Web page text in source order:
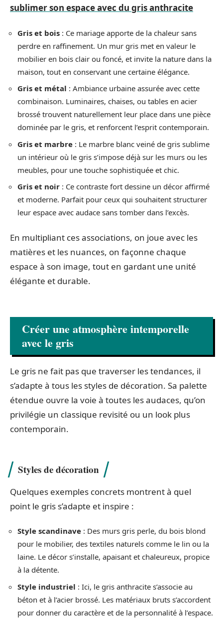
sublimer son espace avec du gris anthracite
Gris et bois : Ce mariage apporte de la chaleur sans
perdre en raffinement. Un mur gris met en valeur le
mobilier en bois clair ou foncé, et invite la nature dans la
maison, tout en conservant une certaine élégance.
Gris et métal : Ambiance urbaine assurée avec cette
combinaison. Luminaires, chaises, ou tables en acier
brossé trouvent naturellement leur place dans une pièce
dominée par le gris, et renforcent l’esprit contemporain.
Gris et marbre : Le marbre blanc veiné de gris sublime
un intérieur où le gris s’impose déjà sur les murs ou les
meubles, pour une touche sophistiquée et chic.
Gris et noir : Ce contraste fort dessine un décor affirmé
et moderne. Parfait pour ceux qui souhaitent structurer
leur espace avec audace sans tomber dans l’excès.
En multipliant ces associations, on joue avec les
matières et les nuances, on façonne chaque
espace à son image, tout en gardant une unité
élégante et durable.
Créer une atmosphère intemporelle
avec le gris
Le gris ne fait pas que traverser les tendances, il
s’adapte à tous les styles de décoration. Sa palette
étendue ouvre la voie à toutes les audaces, qu’on
privilégie un classique revisité ou un look plus
contemporain.
Styles de décoration
Quelques exemples concrets montrent à quel
point le gris s’adapte et inspire :
Style scandinave : Des murs gris perle, du bois blond
pour le mobilier, des textiles naturels comme le lin ou la
laine. Le décor s’installe, apaisant et chaleureux, propice
à la détente.
Style industriel : Ici, le gris anthracite s’associe au
béton et à l’acier brossé. Les matériaux bruts s’accordent
pour donner du caractère et de la personnalité à l’espace.